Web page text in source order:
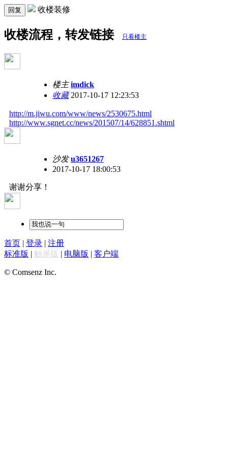
回复 收楼装修
收楼流程，转发链接 只看楼主
楼主 imdick
收藏2017-10-17 12:23:53
http://m.jiwu.com/www/news/2530675.html
http://www.sgnet.cc/news/201507/14/628851.shtml
沙发 u3651267
2017-10-17 18:00:53
谢谢分享！
首页 | 登录 | 注册
标准版 | 触屏版 | 电脑版 | 客户端
© Comsenz Inc.